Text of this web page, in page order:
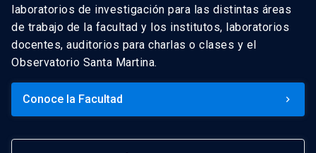
laboratorios de investigación para las distintas áreas
de trabajo de la facultad y los institutos, laboratorios
docentes, auditorios para charlas o clases y el
Observatorio Santa Martina.
Conoce la Facultad keyboard_arrow_right